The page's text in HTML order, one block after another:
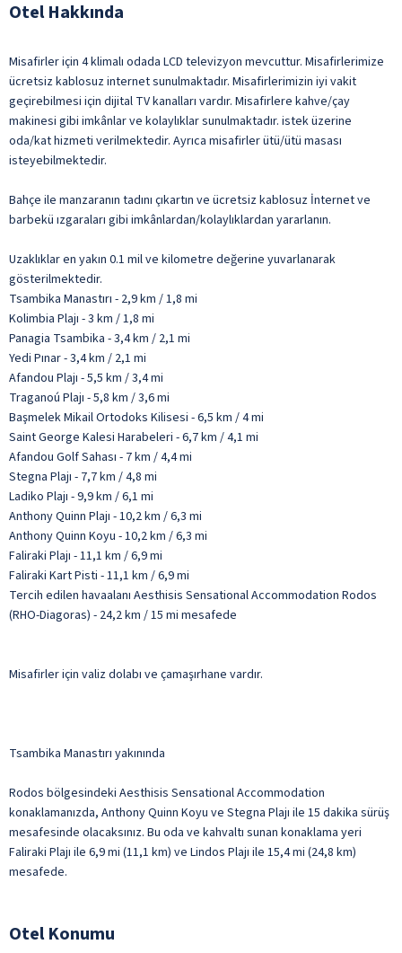
Otel Hakkında
Misafirler için 4 klimalı odada LCD televizyon mevcuttur. Misafirlerimize
ücretsiz kablosuz internet sunulmaktadır. Misafirlerimizin iyi vakit
geçirebilmesi için dijital TV kanalları vardır. Misafirlere kahve/çay
makinesi gibi imkânlar ve kolaylıklar sunulmaktadır. istek üzerine
oda/kat hizmeti verilmektedir. Ayrıca misafirler ütü/ütü masası
isteyebilmektedir.
Bahçe ile manzaranın tadını çıkartın ve ücretsiz kablosuz İnternet ve
barbekü ızgaraları gibi imkânlardan/kolaylıklardan yararlanın.
Uzaklıklar en yakın 0.1 mil ve kilometre değerine yuvarlanarak
gösterilmektedir.
Tsambika Manastırı - 2,9 km / 1,8 mi
Kolimbia Plajı - 3 km / 1,8 mi
Panagia Tsambika - 3,4 km / 2,1 mi
Yedi Pınar - 3,4 km / 2,1 mi
Afandou Plajı - 5,5 km / 3,4 mi
Traganoú Plajı - 5,8 km / 3,6 mi
Başmelek Mikail Ortodoks Kilisesi - 6,5 km / 4 mi
Saint George Kalesi Harabeleri - 6,7 km / 4,1 mi
Afandou Golf Sahası - 7 km / 4,4 mi
Stegna Plajı - 7,7 km / 4,8 mi
Ladiko Plajı - 9,9 km / 6,1 mi
Anthony Quinn Plajı - 10,2 km / 6,3 mi
Anthony Quinn Koyu - 10,2 km / 6,3 mi
Faliraki Plajı - 11,1 km / 6,9 mi
Faliraki Kart Pisti - 11,1 km / 6,9 mi
Tercih edilen havaalanı Aesthisis Sensational Accommodation Rodos
(RHO-Diagoras) - 24,2 km / 15 mi mesafede
Misafirler için valiz dolabı ve çamaşırhane vardır.
Tsambika Manastırı yakınında
Rodos bölgesindeki Aesthisis Sensational Accommodation
konaklamanızda, Anthony Quinn Koyu ve Stegna Plajı ile 15 dakika sürüş
mesafesinde olacaksınız. Bu oda ve kahvaltı sunan konaklama yeri
Faliraki Plajı ile 6,9 mi (11,1 km) ve Lindos Plajı ile 15,4 mi (24,8 km)
mesafede.
Otel Konumu